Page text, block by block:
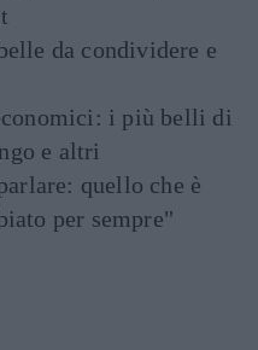
da condividere e
i più belli di
e altri
quello che è
per sempre"